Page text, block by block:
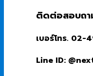
ติดต่อสอบถา
เบอร์โทร.
Line ID: